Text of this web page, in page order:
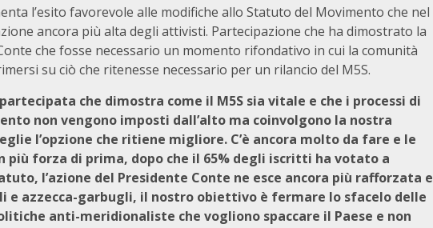
l’esito favorevole alle modifiche allo Statuto del Movimento che nel
ancora più alta degli attivisti. Partecipazione che ha dimostrato la
che fosse necessario un momento rifondativo in cui la comunità
su ciò che ritenesse necessario per un rilancio del M5S.
che dimostra come il M5S sia vitale e che i processi di
non vengono imposti dall’alto ma coinvolgono la nostra
l’opzione che ritiene migliore. C’è ancora molto da fare e le
forza di prima, dopo che il 65% degli iscritti ha votato a
l’azione del Presidente Conte ne esce ancora più rafforzata e
azzecca-garbugli, il nostro obiettivo è fermare lo sfacelo delle
anti-meridionaliste che vogliono spaccare il Paese e non